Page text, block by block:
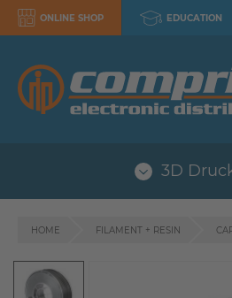
ONLINE SHOP EDUCATION
3D
HOME FILAMENT + RESIN